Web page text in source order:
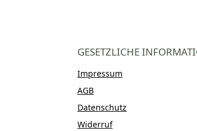
GESETZLICHE
Impressum
AGB
Datenschutz
Widerruf